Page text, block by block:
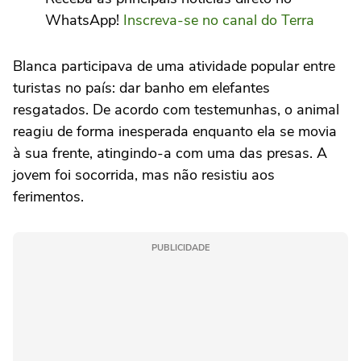
WhatsApp! Inscreva-se no canal do Terra
Blanca participava de uma atividade popular entre
turistas no país: dar banho em elefantes
resgatados. De acordo com testemunhas, o animal
reagiu de forma inesperada enquanto ela se movia
à sua frente, atingindo-a com uma das presas. A
jovem foi socorrida, mas não resistiu aos
ferimentos.
PUBLICIDADE